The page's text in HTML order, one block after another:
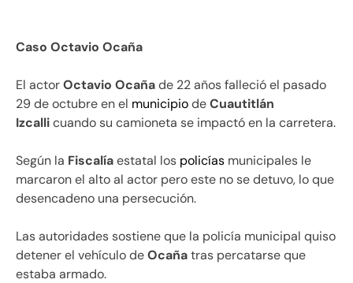
Caso Octavio Ocaña
El actorOctavio Ocañade 22 años falleció el pasado
29 de octubre en el municipiodeCuautitlán
Izcallicuando su camioneta se impactó en la carretera.
Según la Fiscalíaestatal los policías municipales le
marcaron el alto al actor pero este no se detuvo, lo que
desencadeno una persecución.
Las autoridades sostiene que la policía municipal quiso
detener el vehículo deOcañatras percatarse que
estaba armado.